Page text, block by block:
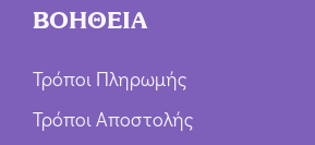
ΒΟΗΘΕΙΑ
Τρόποι Πληρωμής
Τρόποι Αποστολής